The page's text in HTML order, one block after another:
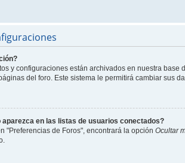
y configuraciones están archivados en nuestra
del foro. Este sistema le permitirá cambiar sus
en las listas de usuarios conectados?
"Preferencias de Foros", encontrará la opción Ocultar